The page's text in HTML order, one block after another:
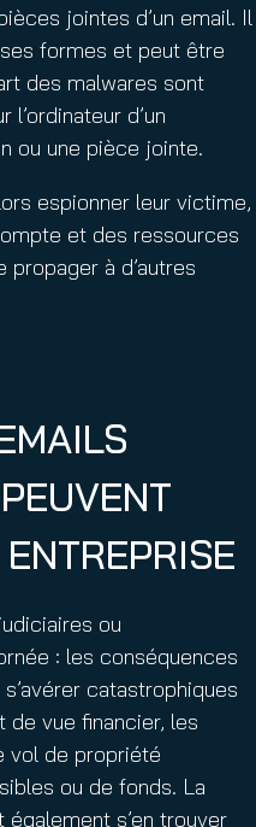
jointes d’un email. Il
formes et peut être
des malwares sont
d’un
ou une pièce jointe.
espionner leur victime,
et des ressources
à d’autres
ou
: les conséquences
catastrophiques
de vue financier, les
vol de propriété
ou de fonds. La
s’en trouver